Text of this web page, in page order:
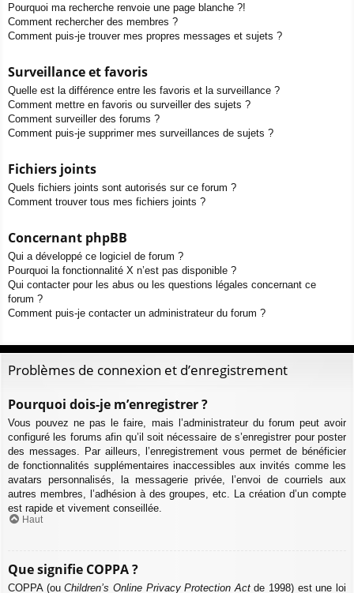
Pourquoi ma recherche renvoie une page blanche ?!
Comment rechercher des membres ?
Comment puis-je trouver mes propres messages et sujets ?
Surveillance et favoris
Quelle est la différence entre les favoris et la surveillance ?
Comment mettre en favoris ou surveiller des sujets ?
Comment surveiller des forums ?
Comment puis-je supprimer mes surveillances de sujets ?
Fichiers joints
Quels fichiers joints sont autorisés sur ce forum ?
Comment trouver tous mes fichiers joints ?
Concernant phpBB
Qui a développé ce logiciel de forum ?
Pourquoi la fonctionnalité X n’est pas disponible ?
Qui contacter pour les abus ou les questions légales concernant ce
forum ?
Comment puis-je contacter un administrateur du forum ?
Problèmes de connexion et d’enregistrement
Pourquoi dois-je m’enregistrer ?
Vous pouvez ne pas le faire, mais l’administrateur du forum peut avoir
configuré les forums afin qu’il soit nécessaire de s’enregistrer pour poster
des messages. Par ailleurs, l’enregistrement vous permet de bénéficier
de fonctionnalités supplémentaires inaccessibles aux invités comme les
avatars personnalisés, la messagerie privée, l’envoi de courriels aux
autres membres, l’adhésion à des groupes, etc. La création d’un compte
est rapide et vivement conseillée.
Haut
Que signifie COPPA ?
COPPA (ouChildren’s Online Privacy Protection Actde 1998) est une loi